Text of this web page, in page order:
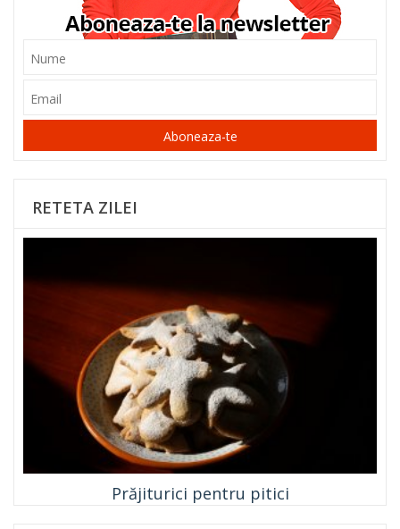
Aboneaza-te
RETETA ZILEI
Prăjiturici pentru pitici